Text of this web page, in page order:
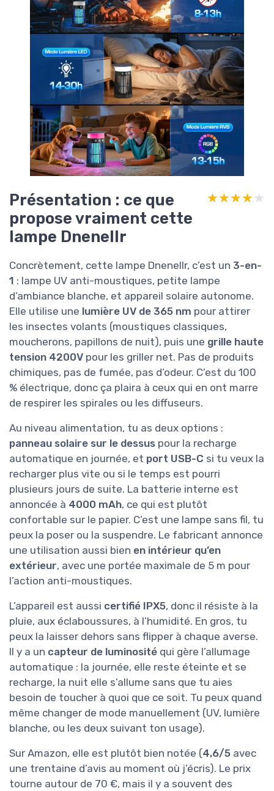
Présentation : ce que
propose vraiment cette
lampe Dnenellr
★★★★★
★★★★★
Concrètement, cette lampe Dnenellr, c’est un 3-en-
1 : lampe UV anti-moustiques, petite lampe
d’ambiance blanche, et appareil solaire autonome.
Elle utilise une lumière UV de 365 nm pour attirer
les insectes volants (moustiques classiques,
moucherons, papillons de nuit), puis une grille haute
tension 4200V pour les griller net. Pas de produits
chimiques, pas de fumée, pas d’odeur. C’est du 100
% électrique, donc ça plaira à ceux qui en ont marre
de respirer les spirales ou les diffuseurs.
Au niveau alimentation, tu as deux options :
panneau solaire sur le dessus pour la recharge
automatique en journée, et port USB-C si tu veux la
recharger plus vite ou si le temps est pourri
plusieurs jours de suite. La batterie interne est
annoncée à 4000 mAh, ce qui est plutôt
confortable sur le papier. C’est une lampe sans fil, tu
peux la poser ou la suspendre. Le fabricant annonce
une utilisation aussi bien en intérieur qu’en
extérieur, avec une portée maximale de 5 m pour
l’action anti-moustiques.
L’appareil est aussi certifié IPX5, donc il résiste à la
pluie, aux éclaboussures, à l’humidité. En gros, tu
peux la laisser dehors sans flipper à chaque averse.
Il y a un capteur de luminosité qui gère l’allumage
automatique : la journée, elle reste éteinte et se
recharge, la nuit elle s’allume sans que tu aies
besoin de toucher à quoi que ce soit. Tu peux quand
même changer de mode manuellement (UV, lumière
blanche, ou les deux suivant ton usage).
Sur Amazon, elle est plutôt bien notée (4,6/5 avec
une trentaine d’avis au moment où j’écris). Le prix
tourne autour de 70 €, mais il y a souvent des